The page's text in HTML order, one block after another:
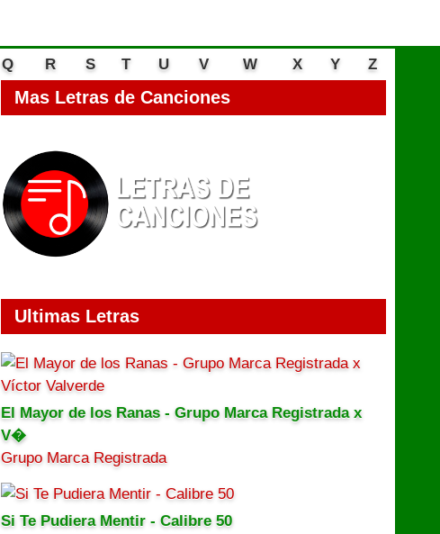
Q R S T U V W X Y
Z
Mas Letras de Canciones
Ultimas Letras
El Mayor de los Ranas - Grupo Marca Registrada x
V�
Grupo Marca Registrada
Si Te Pudiera Mentir - Calibre 50